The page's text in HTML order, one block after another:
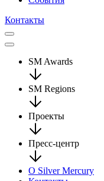
Контакты
SM Awards
SM Regions
Проекты
Пресс-центр
О Silver Mercury